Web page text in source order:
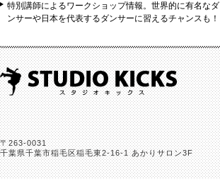
特別講師によるワークショップ情報。世界的に有名なダ
ンサーや日本を代表するダンサーに習えるチャンスも！
〒263-0031
千葉県千葉市稲毛区稲毛東2-16-1 あかりサロン3F